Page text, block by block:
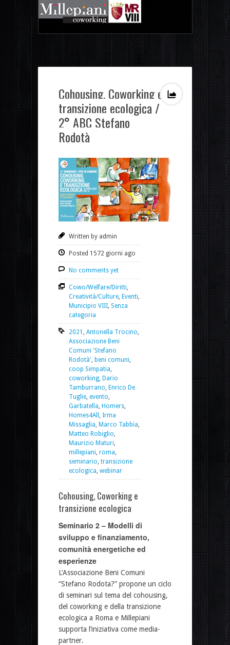
Cohousing, Coworking e
transizione ecologica /
2° ABC Stefano
Rodotà
Written by admin
Posted 1572 giorni ago
No comments yet
Cowo/Welfare/Diritti
Creatività/Culture Eventi
Municipio VIII Senza
categoria
2021 Antonella Trocino
Associazione Beni
Comuni 'Stefano
Rodotà'
beni comuni
coop Simpatia
coworking Dario
Tamburrano Enrico De
Tuglie evento
Garbatella Homers
Homes4All
Irma
Missaglia Marco Tabbia
Matteo Robiglio
Maurizio Maturi
millepiani roma
seminario transizione
ecologica webinar
Cohousing, Coworking e
transizione ecologica
Seminario 2 – Modelli di
sviluppo e finanziamento,
comunità energetiche ed
esperienze
L’Associazione Beni Comuni
“Stefano Rodota?” propone un ciclo
di seminari sul tema del cohousing,
del coworking e della transizione
ecologica a Roma e Millepiani
supporta l’iniziativa come media-
partner.